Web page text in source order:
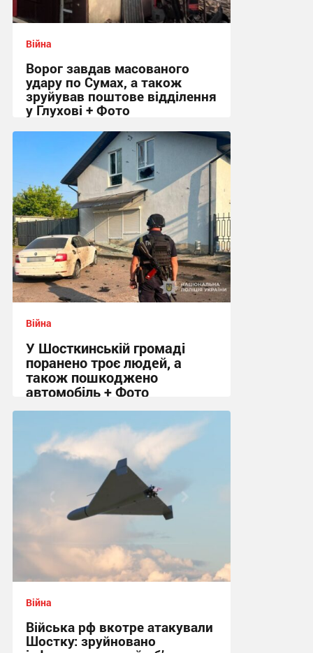
Війна
Ворог завдав масованого
удару по Сумах, а також
зруйував поштове відділення
у Глухові + Фото
09:01 сьогодні
Війна
У Шосткинській громаді
поранено троє людей, а
також пошкоджено
автомобіль + Фото
Війна
Війська рф вкотре атакували
Шостку: зруйновано